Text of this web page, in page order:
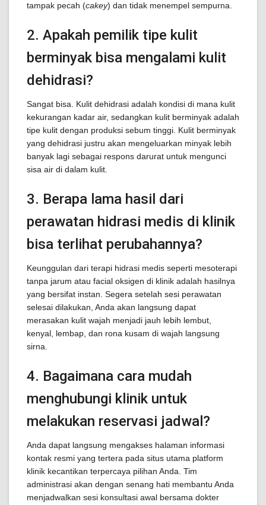
tampak pecah (cakey) dan tidak menempel sempurna.
2. Apakah pemilik tipe kulit
berminyak bisa mengalami kulit
dehidrasi?
Sangat bisa. Kulit dehidrasi adalah kondisi di mana kulit
kekurangan kadar air, sedangkan kulit berminyak adalah
tipe kulit dengan produksi sebum tinggi. Kulit berminyak
yang dehidrasi justru akan mengeluarkan minyak lebih
banyak lagi sebagai respons darurat untuk mengunci
sisa air di dalam kulit.
3. Berapa lama hasil dari
perawatan hidrasi medis di klinik
bisa terlihat perubahannya?
Keunggulan dari terapi hidrasi medis seperti mesoterapi
tanpa jarum atau facial oksigen di klinik adalah hasilnya
yang bersifat instan. Segera setelah sesi perawatan
selesai dilakukan, Anda akan langsung dapat
merasakan kulit wajah menjadi jauh lebih lembut,
kenyal, lembap, dan rona kusam di wajah langsung
sirna.
4. Bagaimana cara mudah
menghubungi klinik untuk
melakukan reservasi jadwal?
Anda dapat langsung mengakses halaman informasi
kontak resmi yang tertera pada situs utama platform
klinik kecantikan terpercaya pilihan Anda. Tim
administrasi akan dengan senang hati membantu Anda
menjadwalkan sesi konsultasi awal bersama dokter